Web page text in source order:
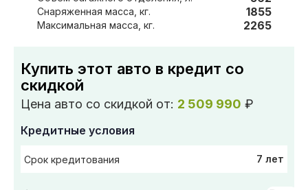
Снаряженная масса, кг. 1855
Максимальная масса, кг. 2265
Купить этот авто в кредит со
скидкой
Цена авто со скидкой от: 2 509 990 ₽
Кредитные условия
Срок кредитования 7 лет